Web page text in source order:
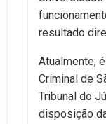
resultado
Atualmente,
Criminal de
Tribunal do
disposição